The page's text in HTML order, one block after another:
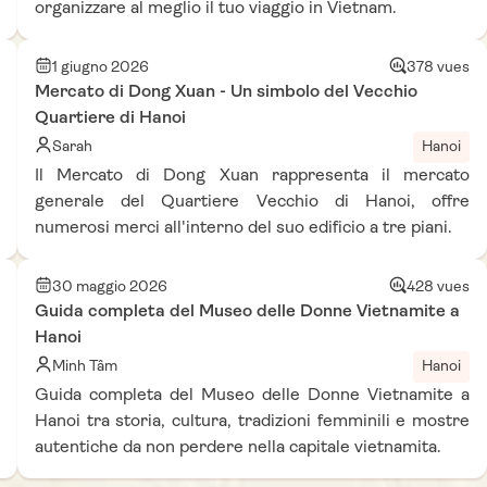
organizzare al meglio il tuo viaggio in Vietnam.
1 giugno 2026 378 vues
Mercato di Dong Xuan - Un simbolo del Vecchio
Quartiere di Hanoi
Sarah Hanoi
Il Mercato di Dong Xuan rappresenta il mercato
generale del Quartiere Vecchio di Hanoi, offre
numerosi merci all'interno del suo edificio a tre piani.
30 maggio 2026 428 vues
Guida completa del Museo delle Donne Vietnamite a
Hanoi
Minh Tâm Hanoi
Guida completa del Museo delle Donne Vietnamite a
Hanoi tra storia, cultura, tradizioni femminili e mostre
autentiche da non perdere nella capitale vietnamita.